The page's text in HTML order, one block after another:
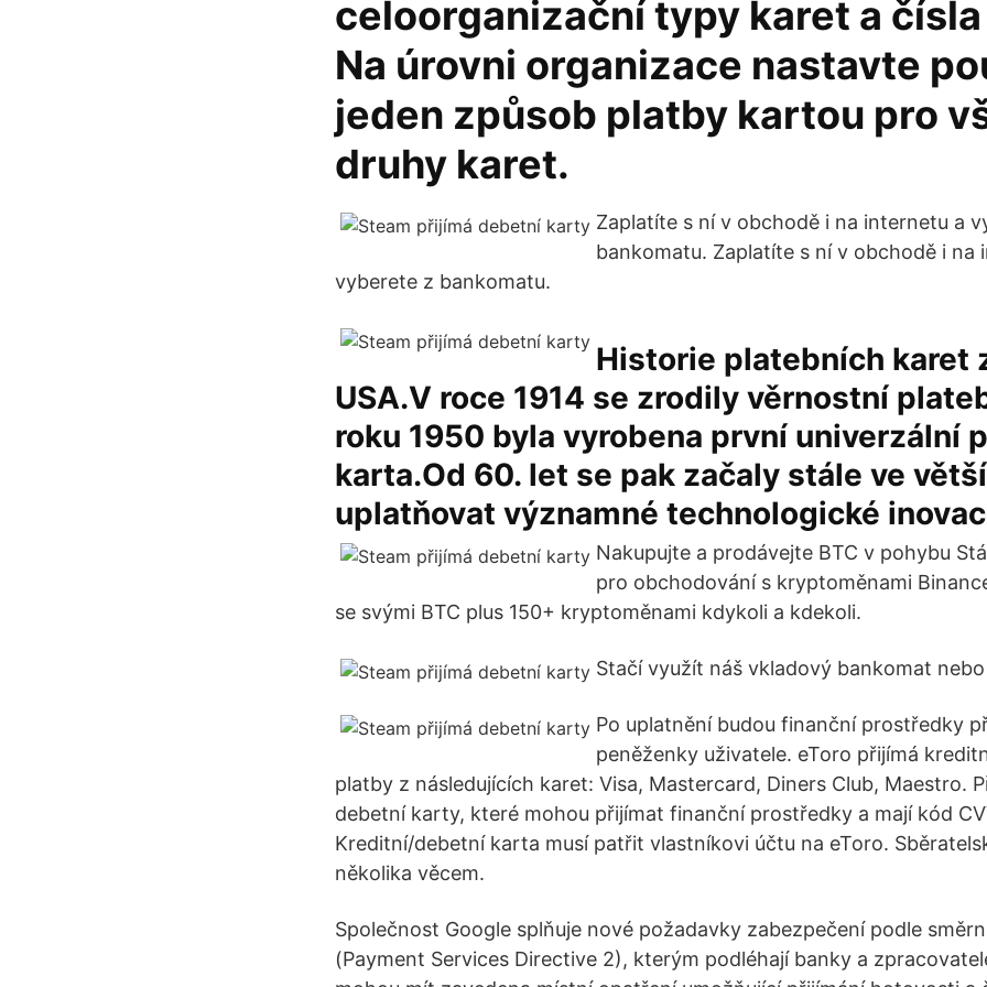
celoorganizační typy karet a
Na úrovni organizace nastavte
jeden způsob platby kartou pro
druhy karet.
Zaplatíte s ní v obchodě i na internetu a
bankomatu. Zaplatíte s ní v obchodě i na
vyberete z bankomatu.
Historie platebních karet
USA.V roce 1914 se zrodily věrnostní
roku 1950 byla vyrobena první univerzální
karta.Od 60. let se pak začaly stále ve
uplatňovat významné technologické
Nakupujte a prodávejte BTC v pohybu
pro obchodování s kryptoměnami
se svými BTC plus 150+ kryptoměnami kdykoli a kdekoli.
Stačí využít náš vkladový bankomat
Po uplatnění budou finanční prostředky
peněženky uživatele. eToro přijímá
platby z následujících karet: Visa, Mastercard, Diners Club, Maestro.
debetní karty, které mohou přijímat finanční prostředky a mají kód
Kreditní/debetní karta musí patřit vlastníkovi účtu na eToro.
několika věcem.
Společnost Google splňuje nové požadavky zabezpečení podle
(Payment Services Directive 2), kterým podléhají banky a